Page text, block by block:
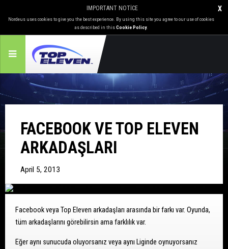
X
IMPORTANT NOTICE
Nordeus uses cookies to give you the best experience. By using this site you agree to our use of cookies
as described in thisCookie Policy.
FACEBOOK VE TOP ELEVEN
ARKADAŞLARI
April 5, 2013
Facebook veya Top Eleven arkadaşları arasında bir farkı var. Oyunda,
tüm arkadaşlarını görebilirsin ama farklılık var.
Eğer aynı sunucuda oluyorsanız veya aynı Liginde oynuyorsanız